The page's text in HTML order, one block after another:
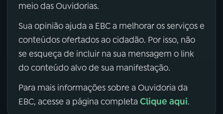
meio das Ouvidorias.
Sua opinião ajuda a EBC a melhorar os serviços e
conteúdos ofertados ao cidadão. Por isso, não
se esqueça de incluir na sua mensagem o link
do conteúdo alvo de sua manifestação.
Para mais informações sobre a Ouvidoria da
EBC, acesse a página completa Clique aqui.